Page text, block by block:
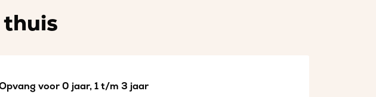
voor 0 jaar, 1 t/m 3 jaar